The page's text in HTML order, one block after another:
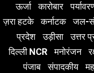
ऊर्जा
कारोबार
ज़रा हटके
कर्नाटक जल-
प्रदेश
उड़ीसा उत्तर
दिल्ली NCR
मनोरंजन
पंजाब
संपादकीय